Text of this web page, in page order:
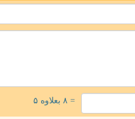
= ۸ بعلاوه ۵